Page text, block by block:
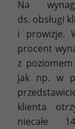
Na
ds. obsługi
i prowizje.
procent
z
jak np. w
klienta
niecałe